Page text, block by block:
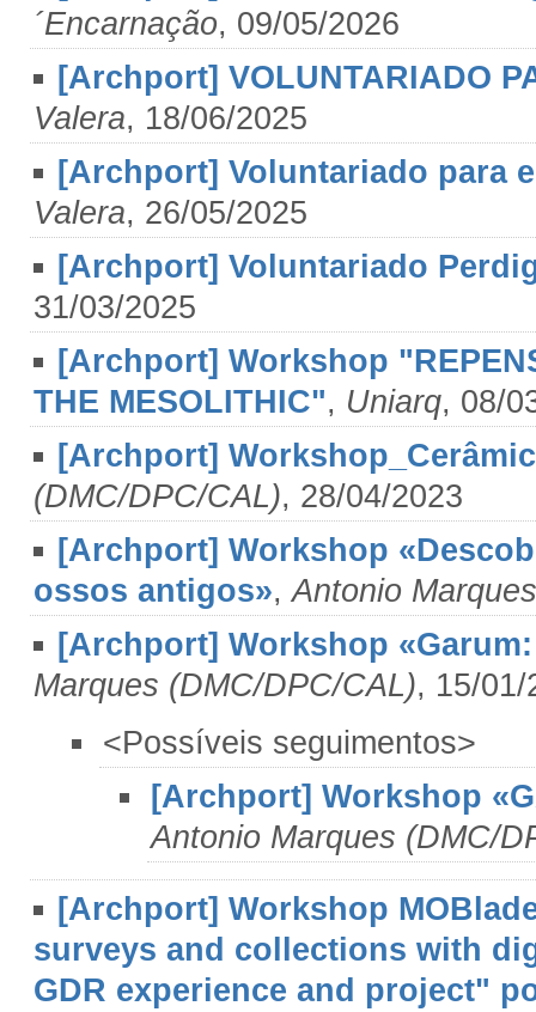
´Encarnação, 09/05/2026
[Archport] VOLUNTARIADO
Valera, 18/06/2025
[Archport] Voluntariado para
Valera, 26/05/2025
[Archport] Voluntariado
31/03/2025
[Archport] Workshop
THE MESOLITHIC", Uniarq, 08/
[Archport]
(DMC/DPC/CAL), 28/04/2023
[Archport] Workshop
ossos antigos»,Antonio
[Archport] Workshop
Marques (DMC/DPC/CAL), 15/01/
<Possíveis seguimentos>
[Archport] Workshop
Antonio Marques (DMC/
[Archport] Workshop
surveys and collections with
GDR experience and project"